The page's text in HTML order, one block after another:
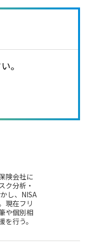
。
険会社に
ク分析・
し、NISA
現在フリ
や個別相
行う。